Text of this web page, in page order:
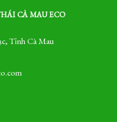
CÀ MAU ECO
Tỉnh Cà Mau